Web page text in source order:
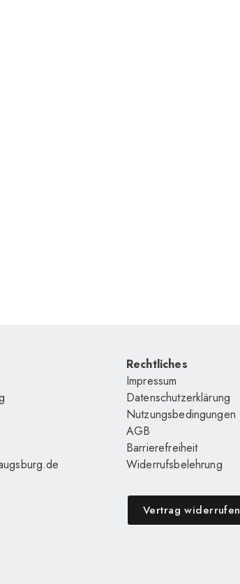
Rechtliches
Impressum
Datenschutzerklärung
Nutzungsbedingungen
AGB
Barrierefreiheit
Widerrufsbelehrung
Vertrag widerrufen